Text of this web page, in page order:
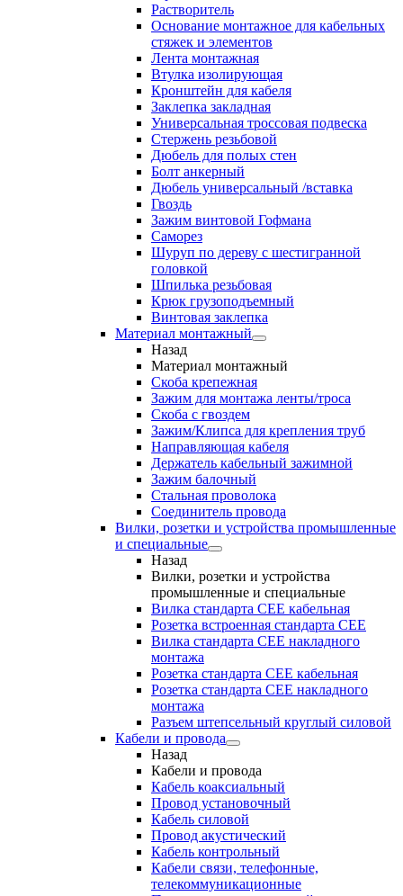
Растворитель
Основание монтажное для кабельных
стяжек и элементов
Лента монтажная
Втулка изолирующая
Кронштейн для кабеля
Заклепка закладная
Универсальная троссовая подвеска
Стержень резьбовой
Дюбель для полых стен
Болт анкерный
Дюбель универсальный /вставка
Гвоздь
Зажим винтовой Гофмана
Саморез
Шуруп по дереву с шестигранной
головкой
Шпилька резьбовая
Крюк грузоподъемный
Винтовая заклепка
Материал монтажный
Назад
Материал монтажный
Скоба крепежная
Зажим для монтажа ленты/троса
Скоба с гвоздем
Зажим/Клипса для крепления труб
Направляющая кабеля
Держатель кабельный зажимной
Зажим балочный
Стальная проволока
Соединитель провода
Вилки, розетки и устройства промышленные
и специальные
Назад
Вилки, розетки и устройства
промышленные и специальные
Вилка стандарта CEE кабельная
Розетка встроенная стандарта CEE
Вилка стандарта CEE накладного
монтажа
Розетка стандарта СЕЕ кабельная
Розетка стандарта СЕЕ накладного
монтажа
Разъем штепсельный круглый силовой
Кабели и провода
Назад
Кабели и провода
Кабель коаксиальный
Провод установочный
Кабель силовой
Провод акустический
Кабель контрольный
Кабели связи, телефонные,
телекоммуникационные